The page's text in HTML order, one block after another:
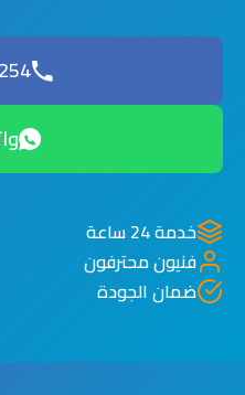
خدمة 24 ساعة
فنيون محترفون
ضمان الجودة